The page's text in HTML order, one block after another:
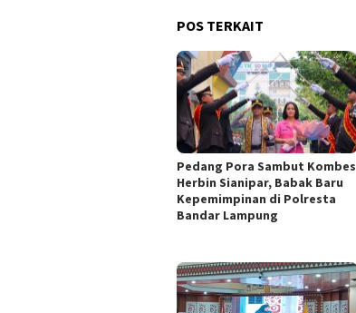
POS TERKAIT
Pedang Pora Sambut Kombes
Herbin Sianipar, Babak Baru
Kepemimpinan di Polresta
Bandar Lampung